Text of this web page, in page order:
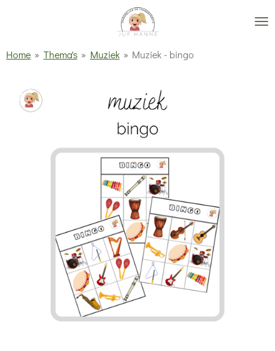
Home » Thema's » Muziek » Muziek - bingo